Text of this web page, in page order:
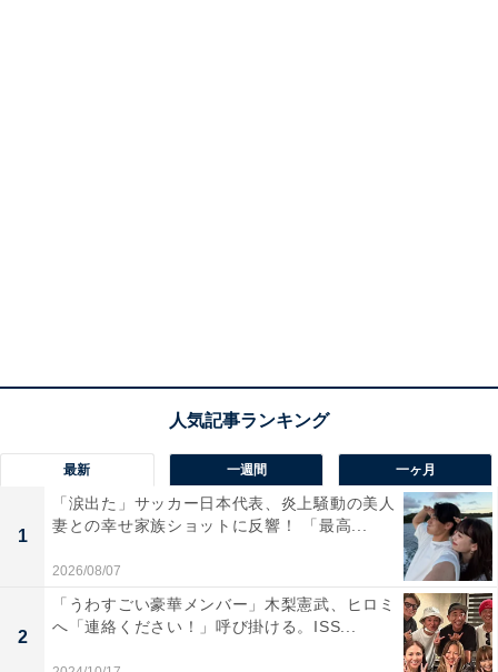
最新 一週間 一ヶ月
1
「涙出た」サッカー日本代表、炎上騒動の美人
妻との幸せ家族ショットに反響！ 「最高...
2026/08/07
2
「うわすごい豪華メンバー」木梨憲武、ヒロミ
へ「連絡ください！」呼び掛ける。ISS...